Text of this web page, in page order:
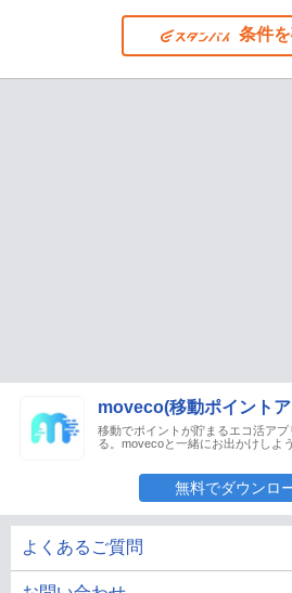
条件
moveco(移動ポイント
移動でポイントが貯まるエコ活アプ
る。movecoと一緒にお出かけしよう
無料でダウンロ
よくあるご質問